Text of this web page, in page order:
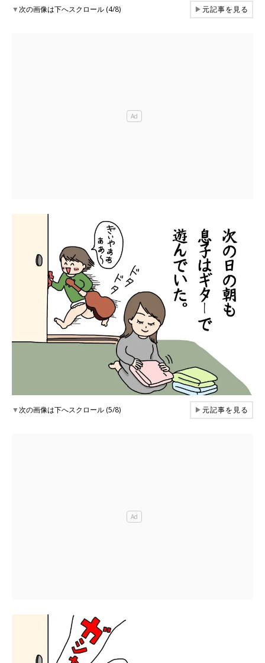
▼次の画像は下へスクロール (4/8) ▶元記事を見る
▼次の画像は下へスクロール (5/8) ▶元記事を見る